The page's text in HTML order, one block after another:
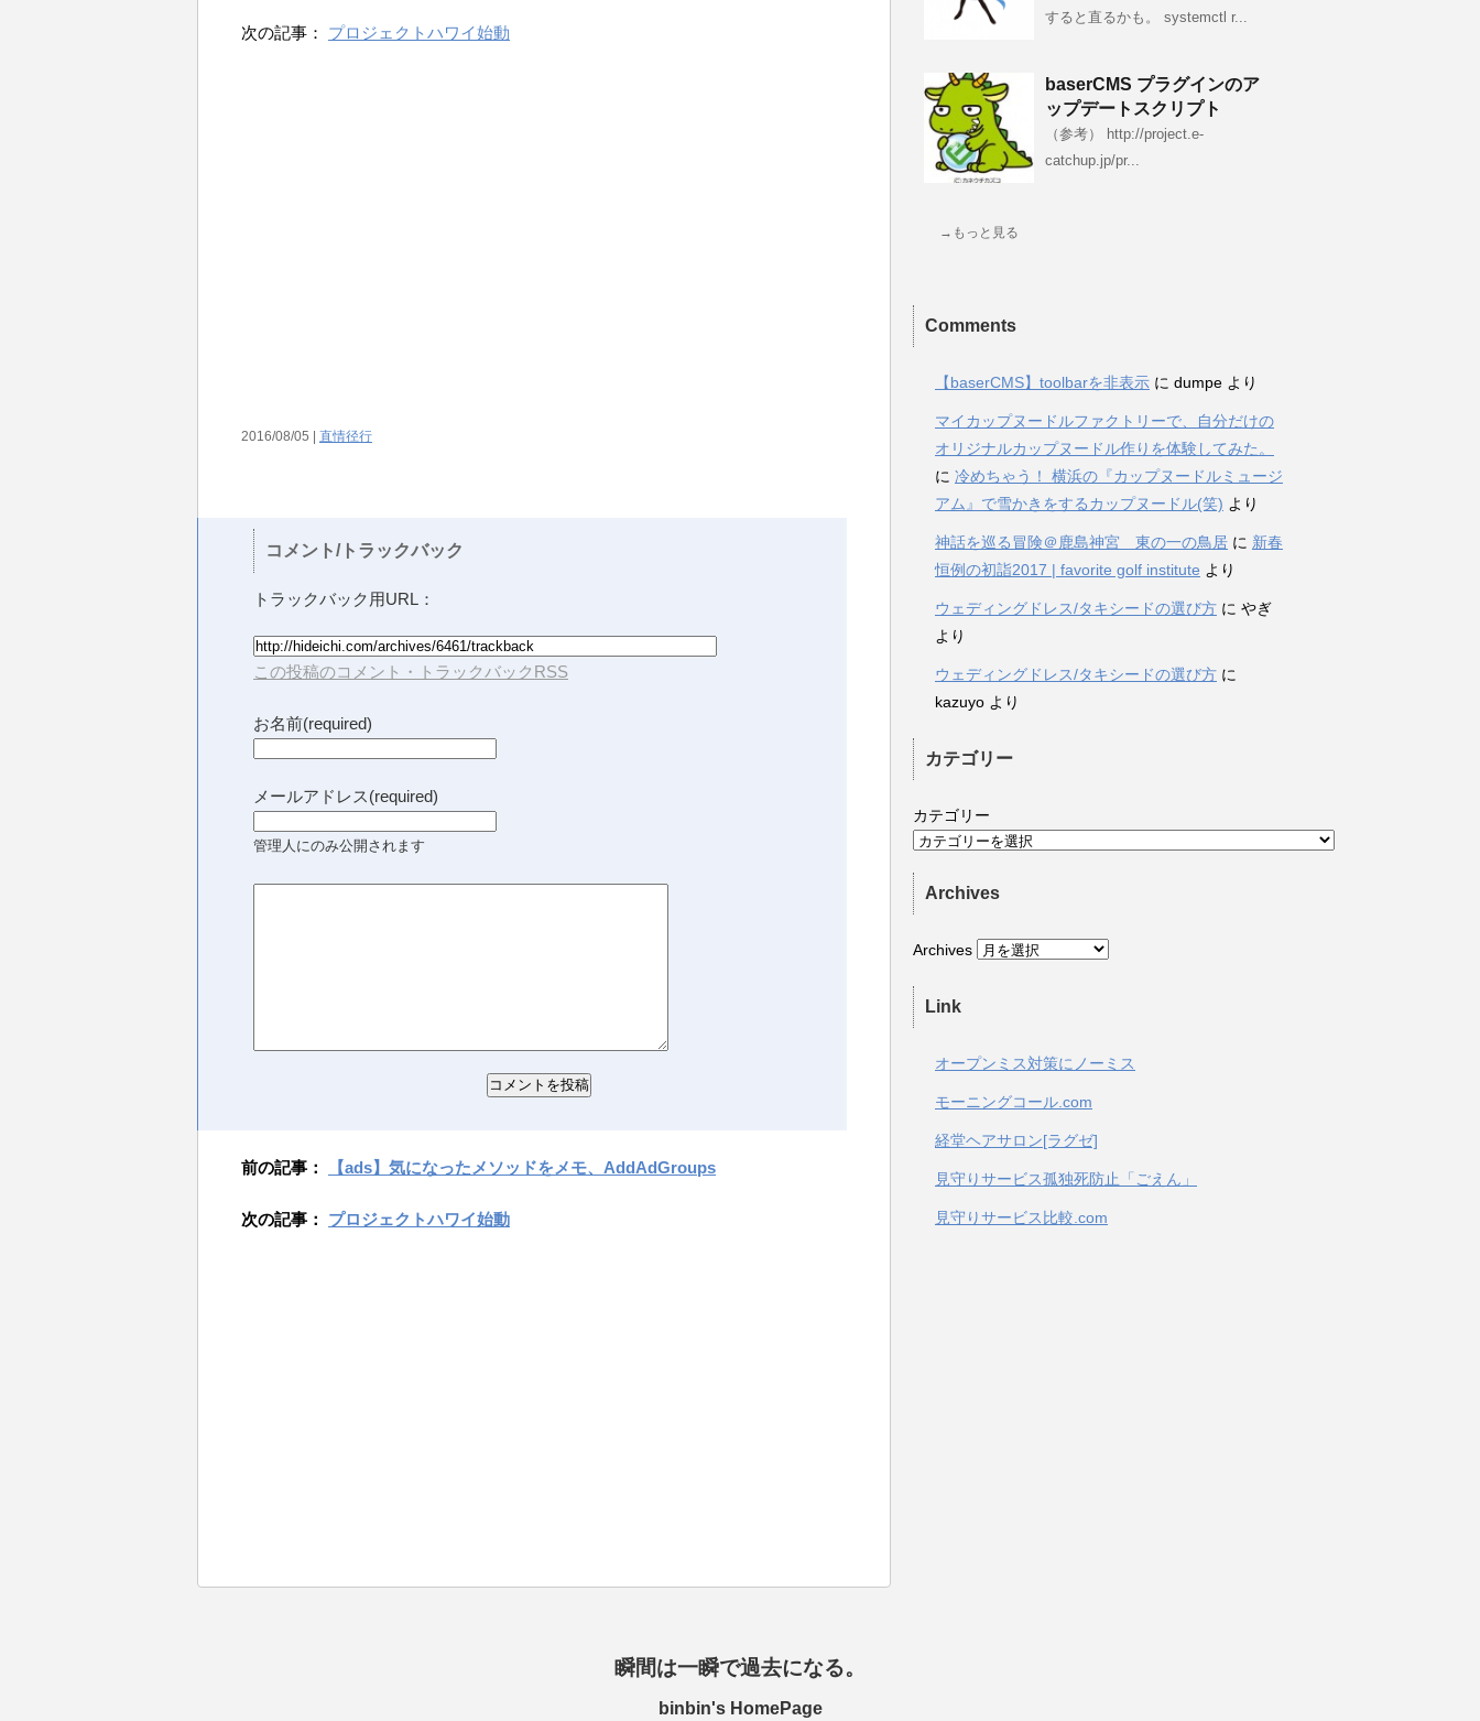
次の記事： プロジェクトハワイ始動
2016/08/05 | 直情径行
コメント/トラックバック
トラックバック用URL：
この投稿のコメント・トラックバックRSS
お名前(required)
メールアドレス(required)
管理人にのみ公開されます
前の記事： 【ads】気になったメソッドをメモ、AddAdGroups
次の記事： プロジェクトハワイ始動
すると直るかも。 systemctl r...
baserCMS プラグインのア
ップデートスクリプト
（参考） http://project.e-
catchup.jp/pr...
→もっと見る
Comments
【baserCMS】toolbarを非表示 に dumpe より
マイカップヌードルファクトリーで、自分だけの
オリジナルカップヌードル作りを体験してみた。
に 冷めちゃう！ 横浜の『カップヌードルミュージ
アム』で雪かきをするカップヌードル(笑) より
神話を巡る冒険＠鹿島神宮 東の一の鳥居 に 新春
恒例の初詣2017 | favorite golf institute より
ウェディングドレス/タキシードの選び方 に やぎ
より
ウェディングドレス/タキシードの選び方 に
kazuyo より
カテゴリー
カテゴリー
Archives
Archives
Link
オープンミス対策にノーミス
モーニングコール.com
経堂ヘアサロン[ラグゼ]
見守りサービス孤独死防止「ごえん」
見守りサービス比較.com
瞬間は一瞬で過去になる。
binbin's HomePage